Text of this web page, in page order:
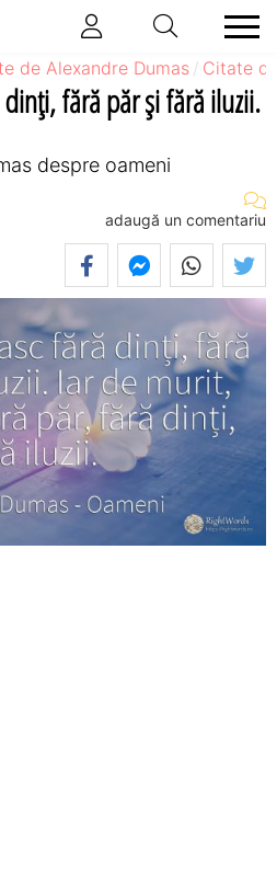
de Alexandre Dumas Citate
fără păr și fără iluzii.
despre oameni
adaugă un comentariu